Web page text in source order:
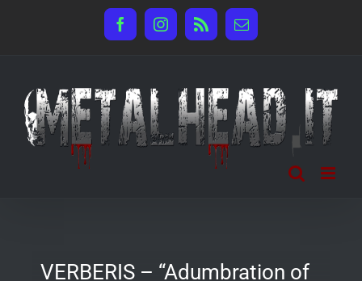
FacebookInstagram
Rss Email
VERBERIS – “Adumbration of